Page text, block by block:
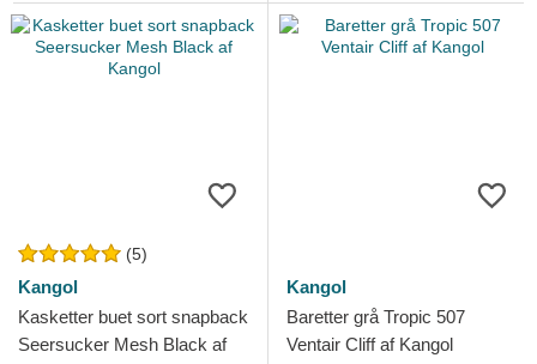
(5)
Kangol
Kasketter buet sort snapback
Seersucker Mesh Black af
Kangol
Baretter grå Tropic 507
Ventair Cliff af Kangol